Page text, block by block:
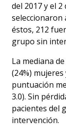
del 2017 y el
seleccionaron
éstos, 212
grupo sin
La mediana
(24%)
puntuación
3.0). Sin
pacientes del
intervención.